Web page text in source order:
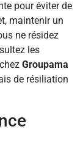
pour éviter de
maintenir un
ne résidez
les
Groupama
de résiliation